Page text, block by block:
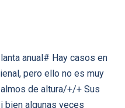
anual# Hay casos en
pero ello no es muy
de altura/+/+ Sus
bien algunas veces